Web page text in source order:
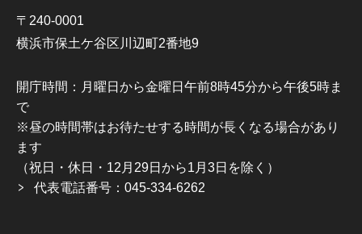
〒240-0001
横浜市保土ケ谷区川辺町2番地9
開庁時間：月曜日から金曜日午前8時45分から午後5時ま
で
※昼の時間帯はお待たせする時間が長くなる場合があり
ます
（祝日・休日・12月29日から1月3日を除く）
代表電話番号：045-334-6262